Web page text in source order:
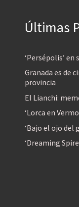
Últimas
‘Persépolis’
Granada es de
provincia
El Lianchi:
‘Lorca en
‘Bajo el ojo del
‘Dreaming